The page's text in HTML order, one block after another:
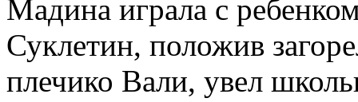
Мадина играла с
Суклетин, положив
плечико Вали, увел